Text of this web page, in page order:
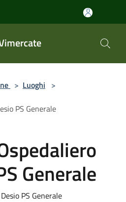
> Luoghi >
PS Generale
Generale
PS Generale